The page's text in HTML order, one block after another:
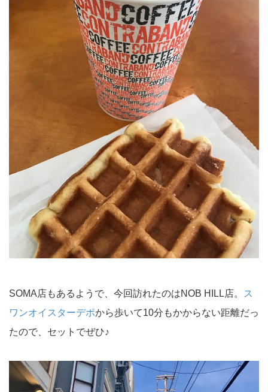
SOMA店もあるようで、今回訪れたのはNOB HILL店。
ス
ワンオイスターデポから歩いて10分もかからない距離だっ
たので、セットでぜひ♪